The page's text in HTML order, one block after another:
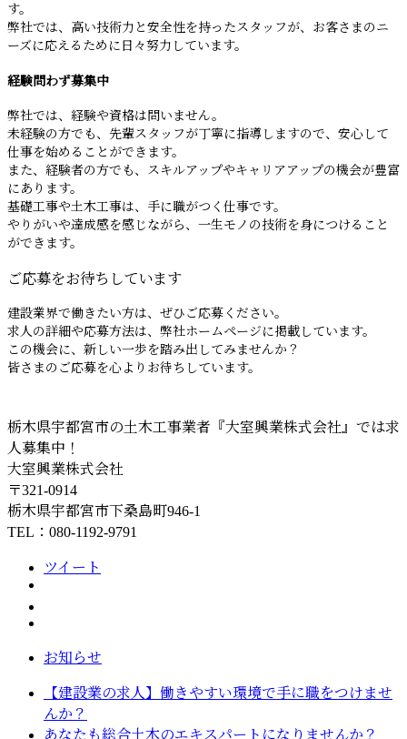
す。
弊社では、高い技術力と安全性を持ったスタッフが、お客さまのニ
ーズに応えるために日々努力しています。
経験問わず募集中
弊社では、経験や資格は問いません。
未経験の方でも、先輩スタッフが丁寧に指導しますので、安心して
仕事を始めることができます。
また、経験者の方でも、スキルアップやキャリアアップの機会が豊富
にあります。
基礎工事や土木工事は、手に職がつく仕事です。
やりがいや達成感を感じながら、一生モノの技術を身につけること
ができます。
ご応募をお待ちしています
建設業界で働きたい方は、ぜひご応募ください。
求人の詳細や応募方法は、弊社ホームページに掲載しています。
この機会に、新しい一歩を踏み出してみませんか？
皆さまのご応募を心よりお待ちしています。
栃木県宇都宮市の土木工事業者『大室興業株式会社』では求
人募集中！
大室興業株式会社
〒321-0914
栃木県宇都宮市下桑島町946-1
TEL：080-1192-9791
ツイート
お知らせ
【建設業の求人】働きやすい環境で手に職をつけませ
んか？
あなたも総合土木のエキスパートになりませんか？